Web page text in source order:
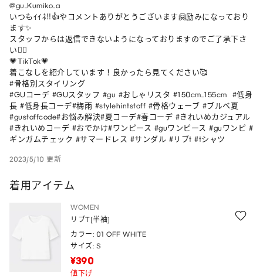
@gu_Kumiko_a
いつもｲｲﾈ‼👍︎やコメントありがとうございます🤗励みになっており
ます✨
スタッフからは返信できないようになっておりますのでご了承下さ
い🙇‍♀️
💗TikTok💗
着こなしを紹介しています！良かったら見てください🥰
#骨格別スタイリング
#GUコーデ #GUスタッフ #gu #おしゃリスタ #150cm_155cm  #低身
長 #低身長コーデ#梅雨 #stylehintstaff #骨格ウェーブ #ブルベ夏
#gustaffcode#お悩み解決#夏コーデ#春コーデ #きれいめカジュアル
#きれいめコーデ #おでかけ#ワンピース #guワンピース #guワンピ #
ギンガムチェック #サマードレス #サンダル #リブt #tシャツ
2023/5/10 更新
着用アイテム
WOMEN
リブT(半袖)
カラー: 01 OFF WHITE
サイズ: S
¥390
値下げ